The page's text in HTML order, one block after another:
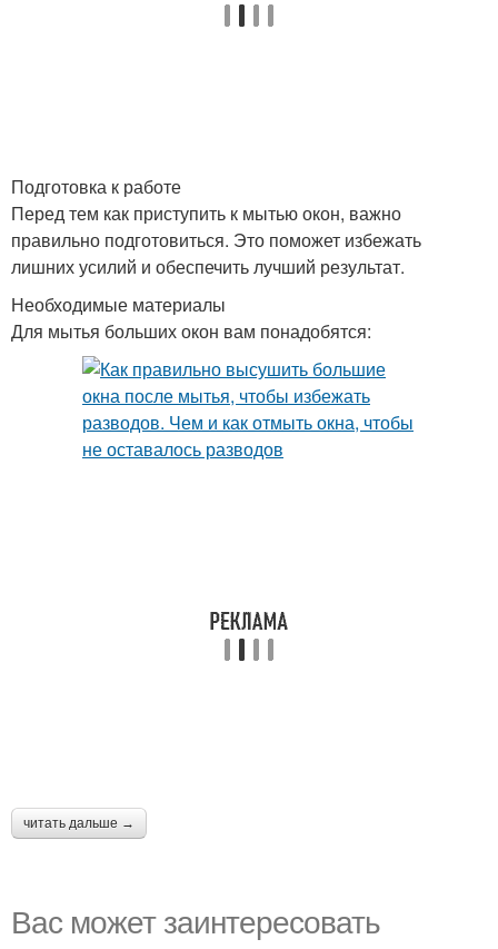
Подготовка к работе
Перед тем как приступить к мытью окон, важно
правильно подготовиться. Это поможет избежать
лишних усилий и обеспечить лучший результат.
Необходимые материалы
Для мытья больших окон вам понадобятся:
читать дальше →
Вас может заинтересовать